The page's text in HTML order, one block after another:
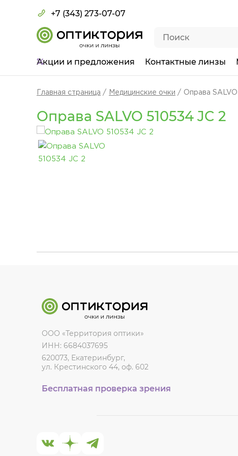
+7 (343) 273-07-07
Акции и предложения Контактные линзы
Главная страница Медицинские очки Оправа
Оправа SALVO 510534 JC 2
ООО «Территория оптики»
ИНН: 6684037695
620073, Екатеринбург,
ул. Крестинского 44, оф. 602
Бесплатная проверка зрения